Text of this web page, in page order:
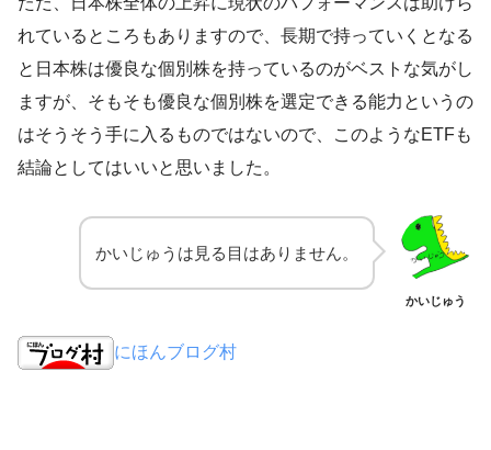
れているところもありますので、長期で持っていくとなる
と日本株は優良な個別株を持っているのがベストな気がし
ますが、そもそも優良な個別株を選定できる能力というの
はそうそう手に入るものではないので、このようなETFも
結論としてはいいと思いました。
かいじゅう
かいじゅうは見る目はありません。
にほんブログ村